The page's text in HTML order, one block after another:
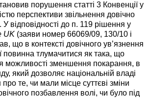
порушення статті 3 Конвенції у
перспективи звільнення довічно
відповідності до п. 119 рішення у
UK (заяви номер 66069/09, 130/10 і
що в контексті довічного ув’язнення
повинна тлумачитися як така, що
можливості зменшення покарання, в
який дозволяє національній владі
те, чи мали місце суттєві зміни
позбавлення волі, чи було під